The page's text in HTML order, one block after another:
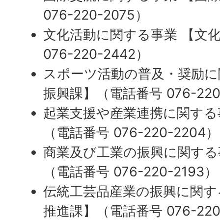
076-220-2075）
文化活動に関する事業 【文
076-220-2442）
スポーツ活動の普及・奨励
振興課】（電話番号 076-
起業支援や産業連携に関す
（電話番号 076-220-2204）
商業及び工業の振興に関す
（電話番号 076-220-2193）
伝統工芸品産業の振興に関
推進課】（電話番号 076-